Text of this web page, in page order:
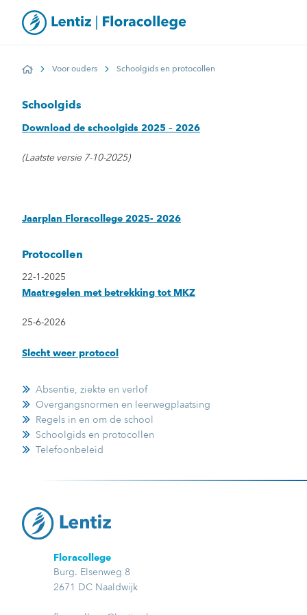
HomeVoor ouders Schoolgids en protocollen
Schoolgids
Download de schoolgids 2025 – 2026
(Laatste versie 7-10-2025)
Jaarplan Floracollege 2025- 2026
Protocollen
22-1-2025
Maatregelen met betrekking tot MKZ
25-6-2026
Slecht weer protocol
Absentie, ziekte en verlof
Overgangsnormen en leerwegplaatsing
Regels in en om de school
Schoolgids en protocollen
Telefoonbeleid
Floracollege
Burg. Elsenweg 8
2671 DC Naaldwijk